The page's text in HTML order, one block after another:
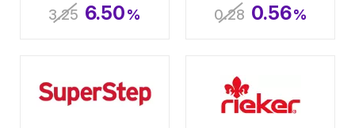
3.25 6.50% 0.28 0.56%